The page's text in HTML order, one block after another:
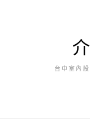
台中室內